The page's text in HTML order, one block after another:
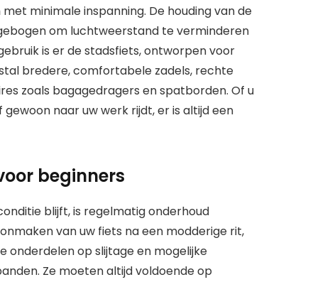
minimale inspanning. De houding van de
om luchtweerstand te verminderen
is er de stadsfiets, ontworpen voor
bredere, comfortabele zadels, rechte
zoals bagagedragers en spatborden. Of u
naar uw werk rijdt, er is altijd een
beginners
blijft, is regelmatig onderhoud
van uw fiets na een modderige rit,
onderdelen op slijtage en mogelijke
Ze moeten altijd voldoende op